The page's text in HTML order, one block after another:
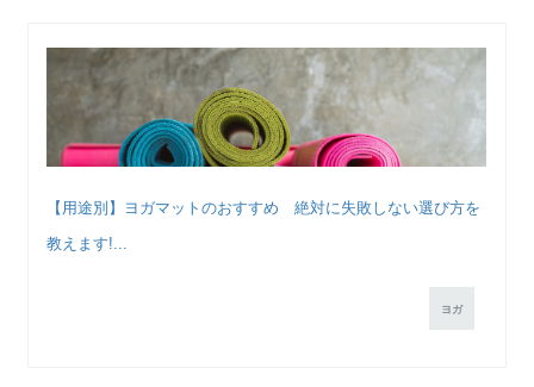
【用途別】ヨガマットのおすすめ 絶対に失敗しない選び方を
教えます!...
ヨガ